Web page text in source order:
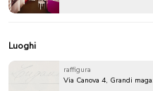
Luoghi
raffigura
Via Canova 4, Grandi